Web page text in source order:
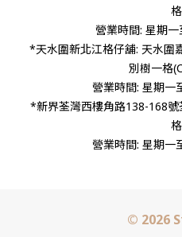
營業時間: 星期
*天水圍新北江格仔舖: 天水圍
別樹一格
營業時間: 星期一
*新界荃灣西樓角路138-168
營業時間: 星期一
© 2026 S